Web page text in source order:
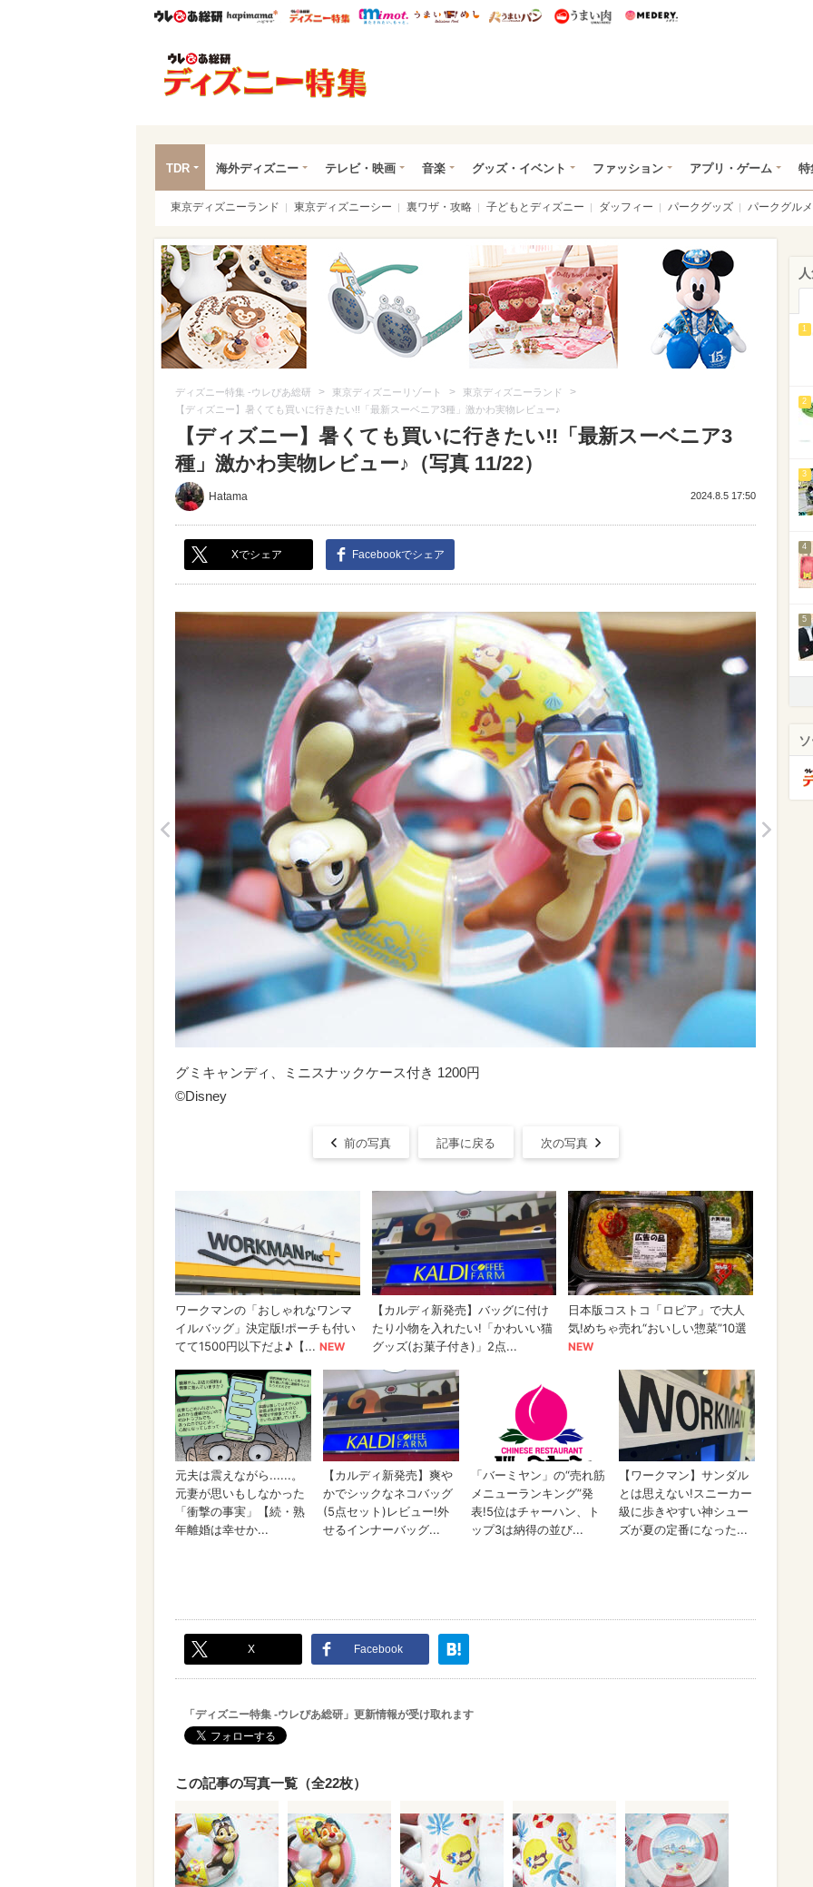
ウレぴあ総研ハピママ* ウレぴあ総研 ディズニー特集
mimot. うまいめし うまいパン うまい肉
TDR 海外ディズニー テレビ・映画 音楽 グッズ・イベント ファッション アプリ・ゲーム 特
東京ディズニーランド 東京ディズニーシー 裏ワザ・攻略 子どもとディズニー ダッフィー パークグッズ パークグルメ
ディズニー特集 -ウレぴあ総研 > 東京ディズニーリゾート > 東京ディズニーランド >
【ディズニー】暑くても買いに行きたい!!「最新スーベニア3種」激かわ実物レビュー♪
【ディズニー】暑くても買いに行きたい!!「最新スーベニア3
種」激かわ実物レビュー♪（写真 11/22）
Hatama 2024.8.5 17:50
Xでシェア Facebookでシェア
グミキャンディ、ミニスナックケース付き 1200円
©Disney
前の写真 記事に戻る 次の写真
X Facebook
「ディズニー特集 -ウレぴあ総研」更新情報が受け取れます
この記事の写真一覧（全22枚）
1
2
3
4
5